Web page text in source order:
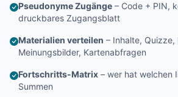
Pseudonyme Zugänge – Code + PIN,
druckbares Zugangsblatt
Materialien verteilen – Inhalte,
Meinungsbilder, Kartenabfragen
Fortschritts-Matrix – wer hat welchen
Summen